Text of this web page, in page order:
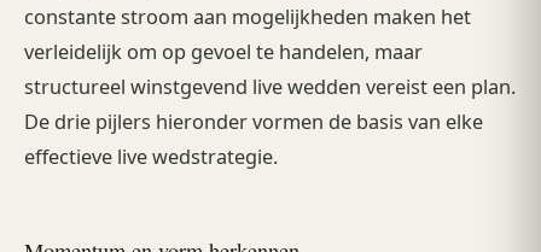
constante stroom aan mogelijkheden maken het
verleidelijk om op gevoel te handelen, maar
structureel winstgevend live wedden vereist een plan.
De drie pijlers hieronder vormen de basis van elke
effectieve live wedstrategie.